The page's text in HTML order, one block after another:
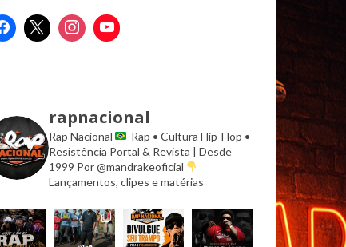
rapnacional
Rap Nacional
Rap • Cultura Hip-Hop •
Resistência Portal & Revista | Desde
1999 Por @mandrakeoficial
Lançamentos, clipes e matérias